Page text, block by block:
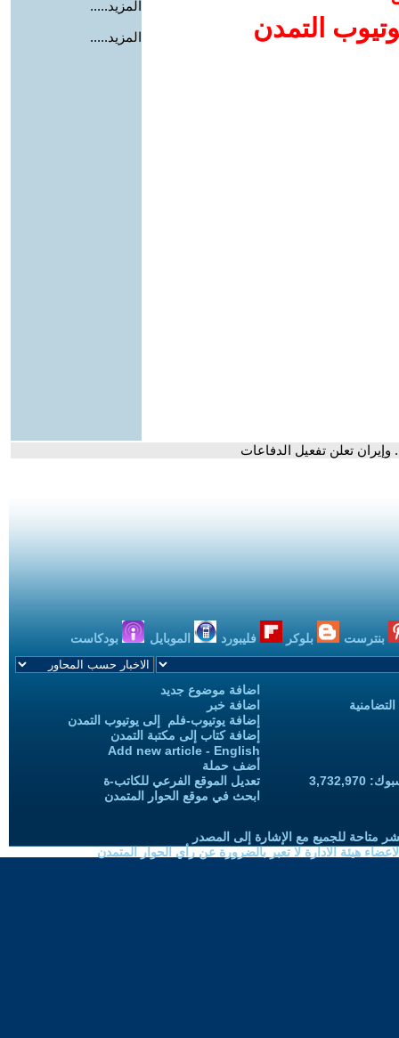
التمدن
المزيد.....
المزيد.....
تعلن تفعيل الدفاعات
بنترست بلوكر فليبورد الموبايل بودكاست
اضافة موضوع جديد
اضافة خبر
إضافة يوتيوب-فلم إلى يوتيوب التمدن
إضافة كتاب إلى مكتبة التمدن
Add new article - English
أضف حملة
تعديل الموقع الفرعي للكاتب-ة
ابحث في موقع الحوار المتمدن
متاحة للجميع مع الإشارة إلى المصدر
هيئة الادارة لا تعبر بالضرورة عن رأي الحوار المتمدن